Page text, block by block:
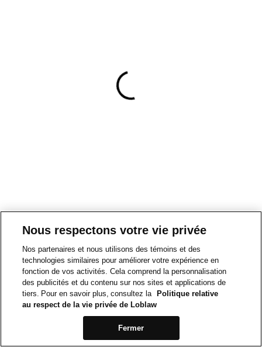
Nous respectons votre vie privée
Nos partenaires et nous utilisons des témoins et des
technologies similaires pour améliorer votre expérience en
fonction de vos activités. Cela comprend la personnalisation
des publicités et du contenu sur nos sites et applications de
tiers. Pour en savoir plus, consultez la
Politique relative
au respect de la vie privée de Loblaw
Fermer